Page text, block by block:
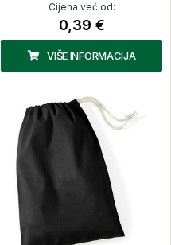
Cijena već od:
0,39 €
VIŠE INFORMACIJA